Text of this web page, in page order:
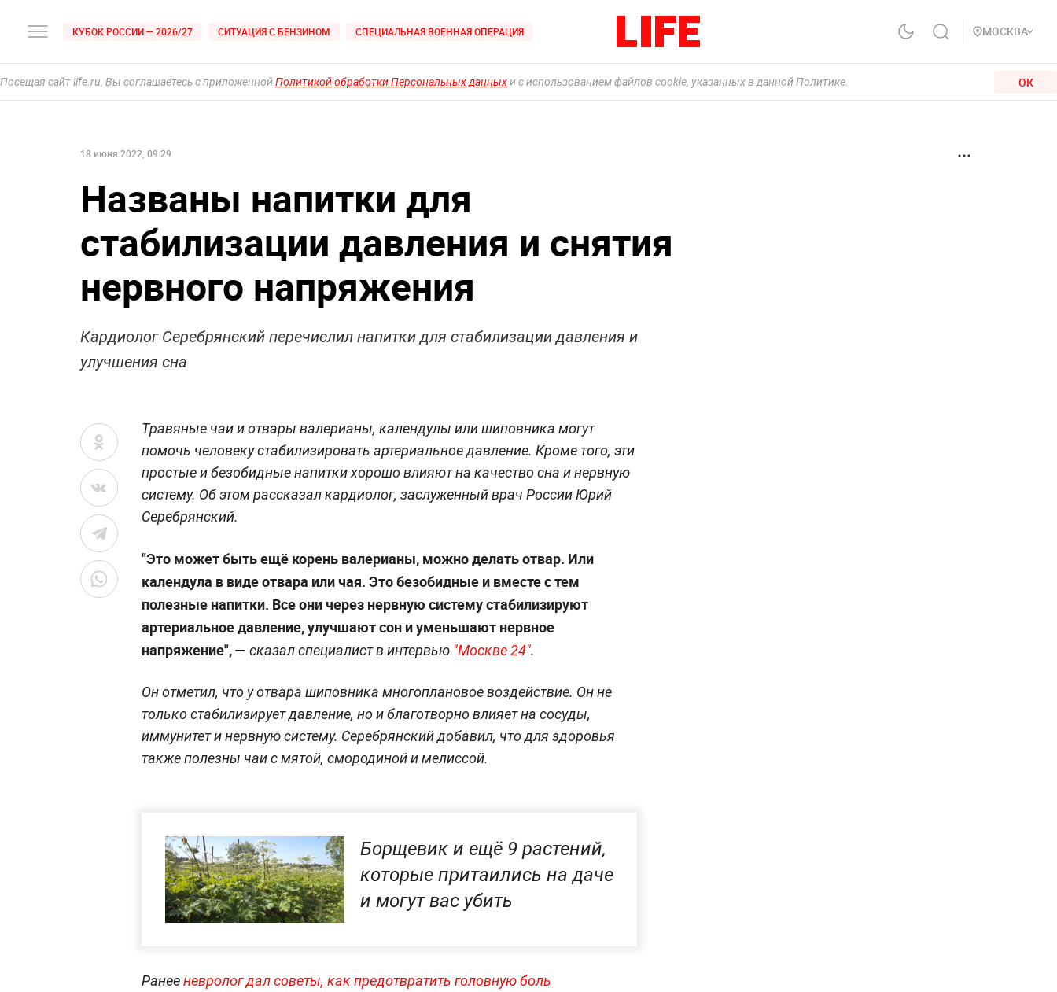
КУБОК РОССИИ — 2026/27 СИТУАЦИЯ С БЕНЗИНОМ СПЕЦИАЛЬНАЯ ВОЕННАЯ ОПЕРАЦИЯ МОСКВА
Посещая сайт life.ru, Вы соглашаетесь с приложеннойПолитикой обработки Персональных данныхи с использованием файлов cookie, указанных в данной Политике. ОК
18 июня 2022, 09:29
Названы напитки для
стабилизации давления и снятия
нервного напряжения
Кардиолог Серебрянский перечислил напитки для стабилизации давления и
улучшения сна
Травяные чаи и отвары валерианы, календулы или шиповника могут
помочь человеку стабилизировать артериальное давление. Кроме того, эти
простые и безобидные напитки хорошо влияют на качество сна и нервную
систему. Об этом рассказал кардиолог, заслуженный врач России Юрий
Серебрянский.
"Это может быть ещё корень валерианы, можно делать отвар. Или
календула в виде отвара или чая. Это безобидные и вместе с тем
полезные напитки. Все они через нервную систему стабилизируют
артериальное давление, улучшают сон и уменьшают нервное
напряжение", — сказал специалист в интервью "Москве 24".
Он отметил, что у отвара шиповника многоплановое воздействие. Он не
только стабилизирует давление, но и благотворно влияет на сосуды,
иммунитет и нервную систему. Серебрянский добавил, что для здоровья
также полезны чаи с мятой, смородиной и мелиссой.
Борщевик и ещё 9 растений,
которые притаились на даче
и могут вас убить
Ранееневролог дал советы, как предотвратить головную боль